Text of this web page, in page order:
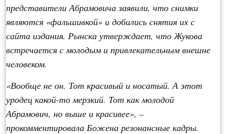
представители Абрамовича заявили, что снимки
являются «фальшивкой» и добились снятия их с
сайта издания. Рынска утверждает, что Жукова
встречается с молодым и привлекательным внешне
человеком.
«Вообще не он. Тот красивый и носатый. А этот
уродец какой-то мерзкий. Тот как молодой
Абрамович, но выше и красивее», –
прокомментировала Божена резонансные кадры.